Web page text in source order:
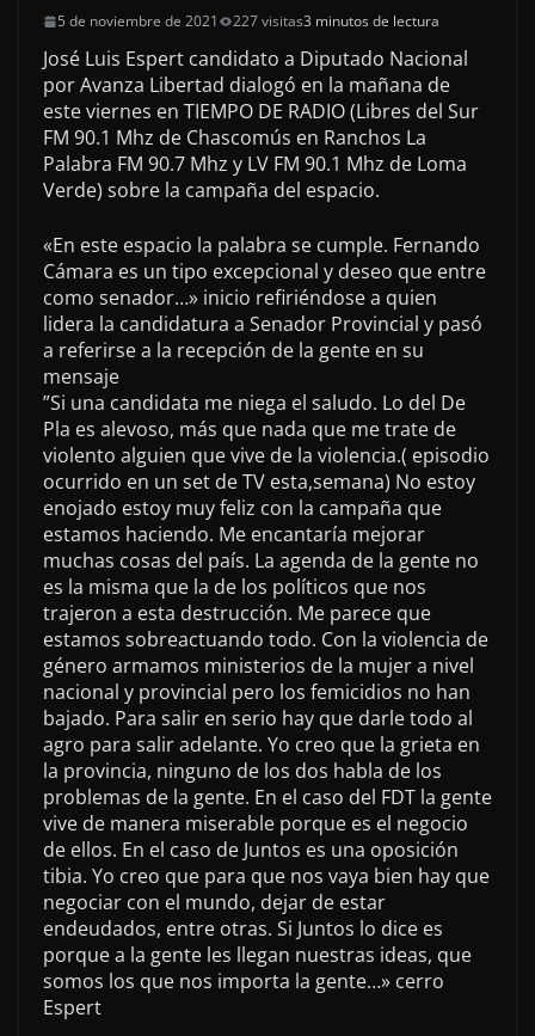
5 de noviembre de 2021 227 visitas3 minutos de lectura
José Luis Espert candidato a Diputado Nacional
por Avanza Libertad dialogó en la mañana de
este viernes en TIEMPO DE RADIO (Libres del Sur
FM 90.1 Mhz de Chascomús en Ranchos La
Palabra FM 90.7 Mhz y LV FM 90.1 Mhz de Loma
Verde) sobre la campaña del espacio.
«En este espacio la palabra se cumple. Fernando
Cámara es un tipo excepcional y deseo que entre
como senador…» inicio refiriéndose a quien
lidera la candidatura a Senador Provincial y pasó
a referirse a la recepción de la gente en su
mensaje
”Si una candidata me niega el saludo. Lo del De
Pla es alevoso, más que nada que me trate de
violento alguien que vive de la violencia.( episodio
ocurrido en un set de TV esta,semana) No estoy
enojado estoy muy feliz con la campaña que
estamos haciendo. Me encantaría mejorar
muchas cosas del país. La agenda de la gente no
es la misma que la de los políticos que nos
trajeron a esta destrucción. Me parece que
estamos sobreactuando todo. Con la violencia de
género armamos ministerios de la mujer a nivel
nacional y provincial pero los femicidios no han
bajado. Para salir en serio hay que darle todo al
agro para salir adelante. Yo creo que la grieta en
la provincia, ninguno de los dos habla de los
problemas de la gente. En el caso del FDT la gente
vive de manera miserable porque es el negocio
de ellos. En el caso de Juntos es una oposición
tibia. Yo creo que para que nos vaya bien hay que
negociar con el mundo, dejar de estar
endeudados, entre otras. Si Juntos lo dice es
porque a la gente les llegan nuestras ideas, que
somos los que nos importa la gente…» cerro
Espert